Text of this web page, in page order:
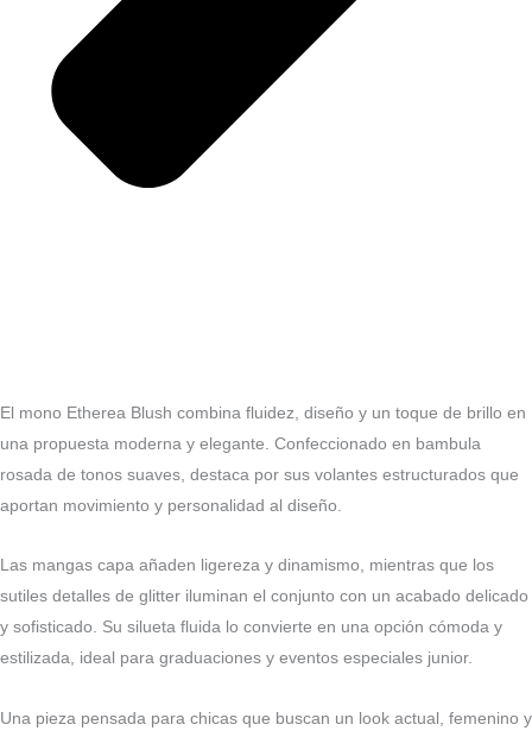
El mono Etherea Blush combina fluidez, diseño y un toque de brillo en
una propuesta moderna y elegante. Confeccionado en bambula
rosada de tonos suaves, destaca por sus volantes estructurados que
aportan movimiento y personalidad al diseño.
Las mangas capa añaden ligereza y dinamismo, mientras que los
sutiles detalles de glitter iluminan el conjunto con un acabado delicado
y sofisticado. Su silueta fluida lo convierte en una opción cómoda y
estilizada, ideal para graduaciones y eventos especiales junior.
Una pieza pensada para chicas que buscan un look actual, femenino y